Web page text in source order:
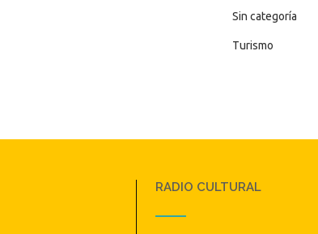
Sin categoría
Turismo
RADIO CULTURAL